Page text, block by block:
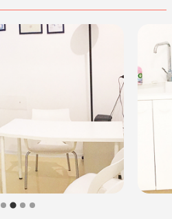
appuntamento.
Olistico
Azzurra)
o sulle modalità di